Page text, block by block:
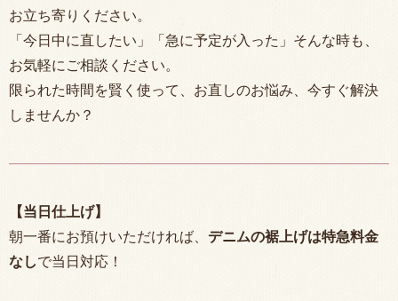
お立ち寄りください。
「今日中に直したい」「急に予定が入った」そんな時も、
お気軽にご相談ください。
限られた時間を賢く使って、お直しのお悩み、今すぐ解決
しませんか？
【当日仕上げ】
朝一番にお預けいただければ、 デニムの裾上げは特急料金
なしで当日対応！